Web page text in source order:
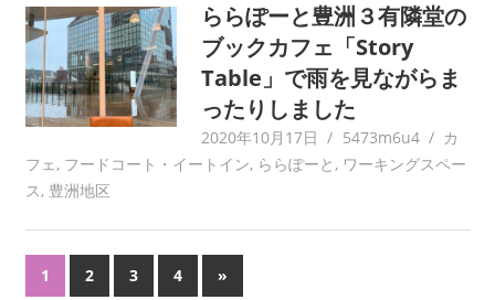
ららぽーと豊洲３有隣堂の
ブックカフェ「Story
Table」で雨を見ながらま
ったりしました
2020年10月17日 5473m6u4
カ
フェ, フードコート・イートイン, ららぽーと , ワーキングスペー
ス, 豊洲地区
投
1 2 3 4
次
»